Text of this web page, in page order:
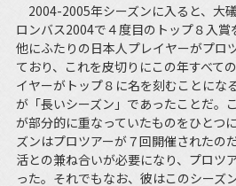
2004-2005年シーズンに入ると、大
ロンバス2004で４度目のトップ８入
他にふたりの日本人プレイヤーがプロ
ており、これを皮切りにこの年すべて
イヤーがトップ８に名を刻むことにな
が「長いシーズン」であったことだ。
が部分的に重なっていたものをひとつ
ズンはプロツアーが７回開催されたの
活との兼ね合いが必要になり、プロツ
った。それでもなお、彼はこのシーズ